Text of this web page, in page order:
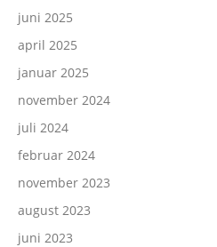
juni 2025
april 2025
januar 2025
november 2024
juli 2024
februar 2024
november 2023
august 2023
juni 2023